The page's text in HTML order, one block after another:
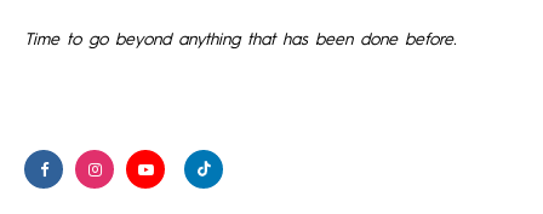
Time to go beyond anything that has been done before.